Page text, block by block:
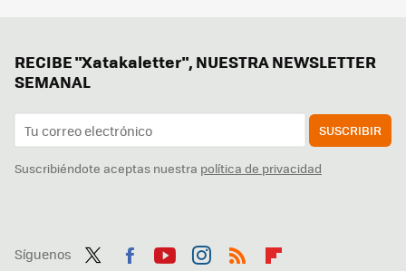
RECIBE "Xatakaletter", NUESTRA NEWSLETTER
SEMANAL
SUSCRIBIR
Suscribiéndote aceptas nuestra política de privacidad
Síguenos